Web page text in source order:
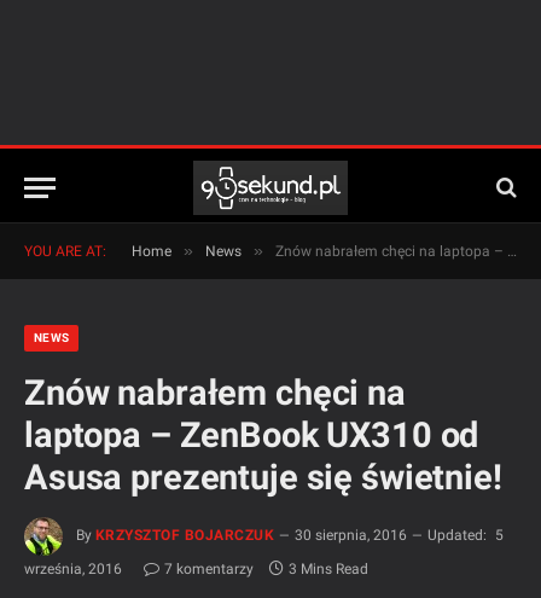
YOU ARE AT: Home » News » Znów nabrałem chęci na laptopa – ZenBook UX310 od Asusa prezentuje się świetnie!
NEWS
Znów nabrałem chęci na
laptopa – ZenBook UX310 od
Asusa prezentuje się świetnie!
By KRZYSZTOF BOJARCZUK 30 sierpnia, 2016 Updated:
5
września, 2016
7 komentarzy 3 Mins Read